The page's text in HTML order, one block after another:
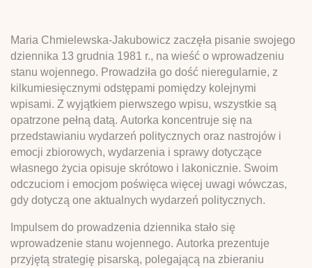
Maria Chmielewska-Jakubowicz zaczęła pisanie swojego
dziennika 13 grudnia 1981 r., na wieść o wprowadzeniu
stanu wojennego. Prowadziła go dość nieregularnie, z
kilkumiesięcznymi odstępami pomiędzy kolejnymi
wpisami. Z wyjątkiem pierwszego wpisu, wszystkie są
opatrzone pełną datą. Autorka koncentruje się na
przedstawianiu wydarzeń politycznych oraz nastrojów i
emocji zbiorowych, wydarzenia i sprawy dotyczące
własnego życia opisuje skrótowo i lakonicznie. Swoim
odczuciom i emocjom poświęca więcej uwagi wówczas,
gdy dotyczą one aktualnych wydarzeń politycznych.
Impulsem do prowadzenia dziennika stało się
wprowadzenie stanu wojennego. Autorka prezentuje
przyjętą strategię pisarską, polegającą na zbieraniu